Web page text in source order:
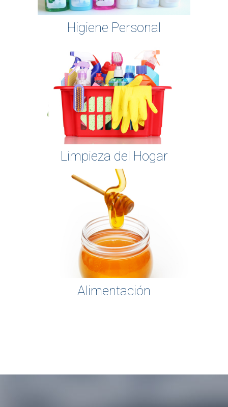
Higiene Personal
Limpieza del Hogar
Alimentación